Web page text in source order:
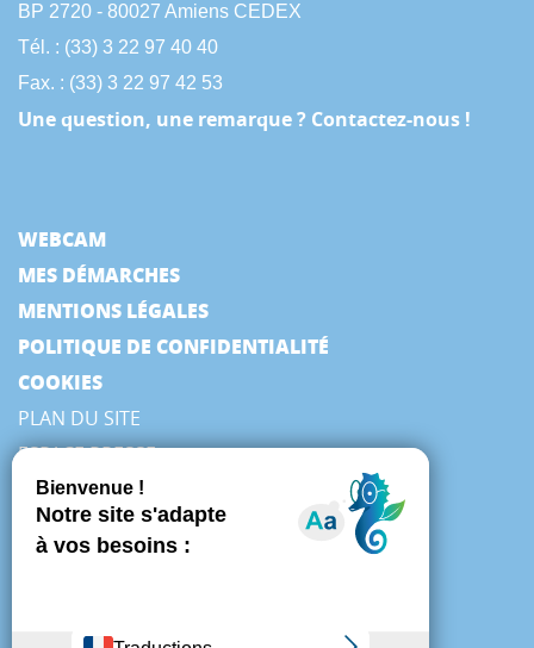
BP 2720 - 80027 Amiens CEDEX
Tél. : (33) 3 22 97 40 40
Fax. : (33) 3 22 97 42 53
Une question, une remarque ? Contactez-nous !
WEBCAM
MES DÉMARCHES
MENTIONS LÉGALES
POLITIQUE DE CONFIDENTIALITÉ
COOKIES
PLAN DU SITE
ESPACE PRESSE